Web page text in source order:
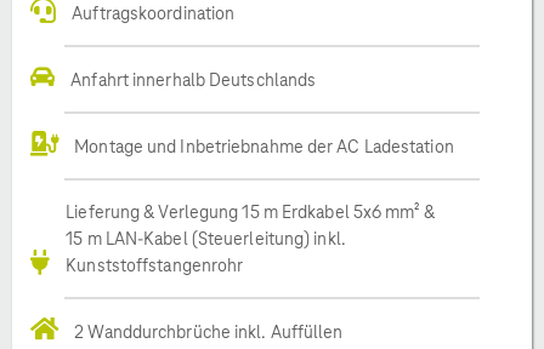
Auftragskoordination
Anfahrt innerhalb Deutschlands
Montage und Inbetriebnahme der AC Ladestation
Lieferung & Verlegung 15 m Erdkabel 5x6 mm² &
15 m LAN-Kabel (Steuerleitung) inkl.
Kunststoffstangenrohr
2 Wanddurchbrüche inkl. Auffüllen